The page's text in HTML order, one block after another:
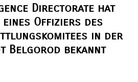
Directorate hat
Offiziers des
in der
Belgorod bekannt